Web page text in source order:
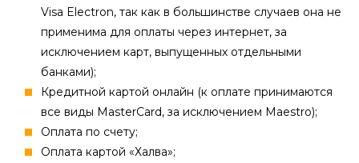
Visa Electron, так как в большинстве случаев она не
применима для оплаты через интернет, за
исключением карт, выпущенных отдельными
банками);
Кредитной картой онлайн (к оплате принимаются
все виды MasterCard, за исключением Maestro);
Оплата по счету;
Оплата картой «Халва»;